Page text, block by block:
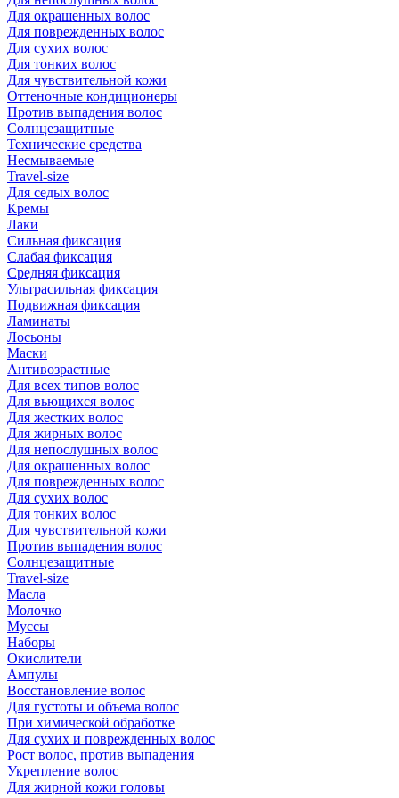
Для окрашенных волос
Для поврежденных волос
Для сухих волос
Для тонких волос
Для чувствительной кожи
Оттеночные кондиционеры
Против выпадения волос
Солнцезащитные
Технические средства
Несмываемые
Travel-size
Для седых волос
Кремы
Лаки
Сильная фиксация
Слабая фиксация
Средняя фиксация
Ультрасильная фиксация
Подвижная фиксация
Ламинаты
Лосьоны
Маски
Антивозрастные
Для всех типов волос
Для вьющихся волос
Для жестких волос
Для жирных волос
Для непослушных волос
Для окрашенных волос
Для поврежденных волос
Для сухих волос
Для тонких волос
Для чувствительной кожи
Против выпадения волос
Солнцезащитные
Travel-size
Масла
Молочко
Муссы
Наборы
Окислители
Ампулы
Восстановление волос
Для густоты и объема волос
При химической обработке
Для сухих и поврежденных волос
Рост волос, против выпадения
Укрепление волос
Для жирной кожи головы